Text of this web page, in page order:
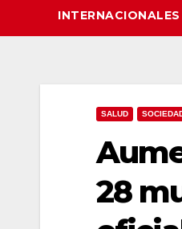
INTERNACIONALES
SALUD
28